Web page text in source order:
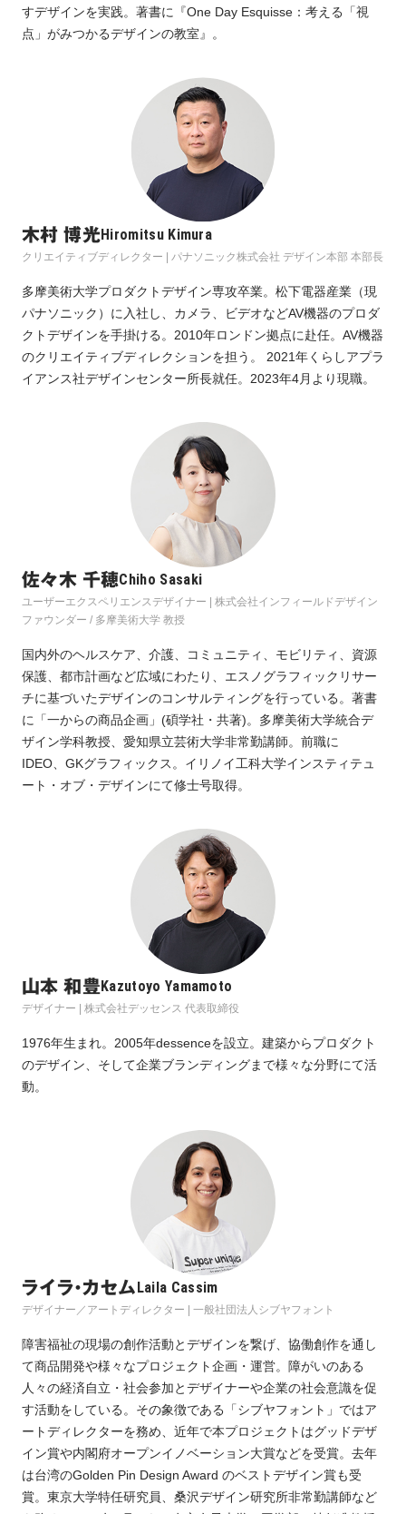
すデザインを実践。著書に『One Day Esquisse：考える「視
点」がみつかるデザインの教室』。
木村 博光Hiromitsu Kimura
クリエイティブディレクター | パナソニック株式会社 デザイン本部 本部長
多摩美術大学プロダクトデザイン専攻卒業。松下電器産業（現
パナソニック）に入社し、カメラ、ビデオなどAV機器のプロダ
クトデザインを手掛ける。2010年ロンドン拠点に赴任。AV機器
のクリエイティブディレクションを担う。 2021年くらしアプラ
イアンス社デザインセンター所長就任。2023年4月より現職。
佐々木 千穂Chiho Sasaki
ユーザーエクスペリエンスデザイナー | 株式会社インフィールドデザイン
ファウンダー / 多摩美術大学 教授
国内外のヘルスケア、介護、コミュニティ、モビリティ、資源
保護、都市計画など広域にわたり、エスノグラフィックリサー
チに基づいたデザインのコンサルティングを行っている。著書
に「一からの商品企画」(碩学社・共著)。多摩美術大学統合デ
ザイン学科教授、愛知県立芸術大学非常勤講師。前職に
IDEO、GKグラフィックス。イリノイ工科大学インスティテュ
ート・オブ・デザインにて修士号取得。
山本 和豊Kazutoyo Yamamoto
デザイナー | 株式会社デッセンス 代表取締役
1976年生まれ。2005年dessenceを設立。建築からプロダクト
のデザイン、そして企業ブランディングまで様々な分野にて活
動。
ライラ・カセムLaila Cassim
デザイナー／アートディレクター | 一般社団法人シブヤフォント
障害福祉の現場の創作活動とデザインを繋げ、協働創作を通し
て商品開発や様々なプロジェクト企画・運営。障がいのある
人々の経済自立・社会参加とデザイナーや企業の社会意識を促
す活動をしている。その象徴である「シブヤフォント」ではア
ートディレクターを務め、近年で本プロジェクトはグッドデザ
イン賞や内閣府オープンイノベーション大賞などを受賞。去年
は台湾のGolden Pin Design Award のベストデザイン賞も受
賞。東京大学特任研究員、桑沢デザイン研究所非常勤講師など